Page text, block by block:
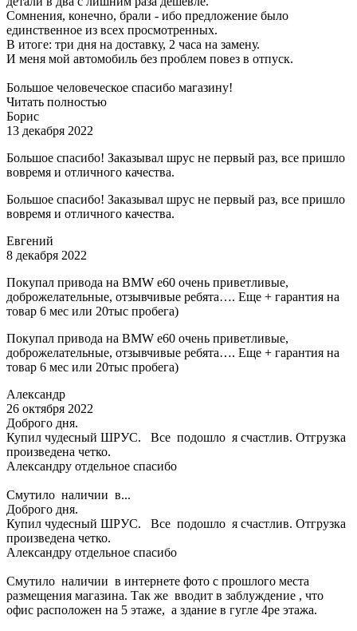
Сомнения, конечно, брали - ибо предложение было
единственное из всех просмотренных.
В итоге: три дня на доставку, 2 часа на замену.
И меня мой автомобиль без проблем повез в отпуск.
Большое человеческое спасибо магазину!
Читать полностью
Борис
13 декабря 2022
Большое спасибо! Заказывал шрус не первый раз, все пришло
вовремя и отличного качества.
Большое спасибо! Заказывал шрус не первый раз, все пришло
вовремя и отличного качества.
Евгений
8 декабря 2022
Покупал привода на BMW e60 очень приветливые,
доброжелательные, отзывчивые ребята…. Еще + гарантия на
товар 6 мес или 20тыс пробега)
Покупал привода на BMW e60 очень приветливые,
доброжелательные, отзывчивые ребята…. Еще + гарантия на
товар 6 мес или 20тыс пробега)
Александр
26 октября 2022
Доброго дня.
Купил чудесный ШРУС. Все подошло я счастлив. Отгрузка
произведена четко.
Александру отдельное спасибо
Смутило наличии в...
Доброго дня.
Купил чудесный ШРУС. Все подошло я счастлив. Отгрузка
произведена четко.
Александру отдельное спасибо
Смутило наличии в интернете фото с прошлого места
размещения магазина. Так же вводит в заблуждение , что
офис расположен на 5 этаже, а здание в гугле 4ре этажа.